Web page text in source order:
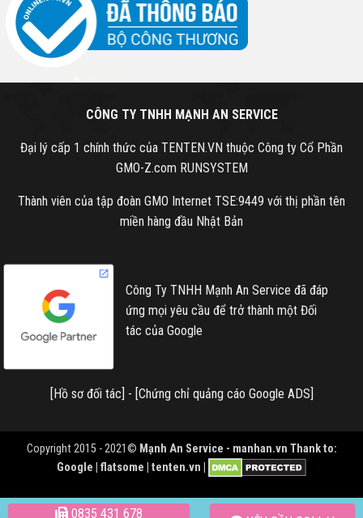
CÔNG TY TNHH MẠNH AN SERVICE
Đại lý cấp 1 chính thức của TENTEN.VN thuộc Công ty Cổ Phần
GMO-Z.com RUNSYSTEM
Thành viên của tập đoàn GMO Internet TSE:9449 với thị phần tên
miền hàng đầu Nhật Bản
Công Ty TNHH Mạnh An Service đã đáp
ứng mọi yêu cầu để trở thành một Đối
tác của Google
[Hồ sơ đối tác] - [Chứng chỉ quảng cáo Google ADS]
Copyright 2015 - 2021© Mạnh An Service - manhan.vn Thank to:
Google | flatsome | tenten.vn |
0835 431 678